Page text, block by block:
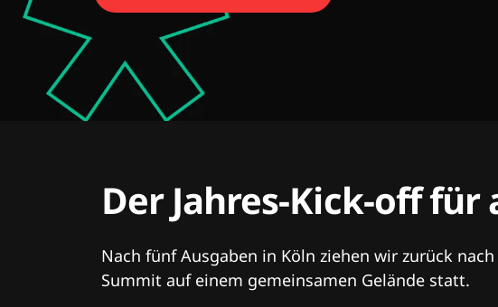
Der Jahres-Kick-off
Nach fünf Ausgaben in Köln ziehen wir zurück
Summit auf einem gemeinsamen Gelände statt.